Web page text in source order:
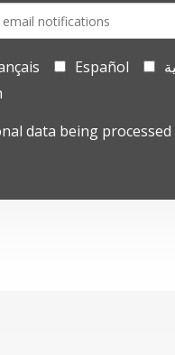
Español
data being